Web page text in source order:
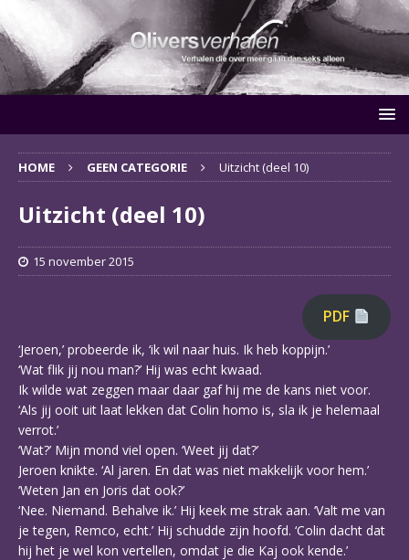
HOME GEEN CATEGORIE Uitzicht (deel 10)
Uitzicht (deel 10)
15 november 2015
PDF
‘Jeroen,’ probeerde ik, ‘ik wil naar huis. Ik heb koppijn.’
‘Wat flik jij nou man?’ Hij was echt kwaad.
Ik wilde wat zeggen maar daar gaf hij me de kans niet voor.
‘Als jij ooit uit laat lekken dat Colin homo is, sla ik je helemaal
verrot.’
‘Wat?’ Mijn mond viel open. ‘Weet jij dat?’
Jeroen knikte. ‘Al jaren. En dat was niet makkelijk voor hem.’
‘Weten Jan en Joris dat ook?’
‘Nee. Niemand. Behalve ik.’ Hij keek me strak aan. ‘Valt me van
je tegen, Remco, echt.’ Hij schudde zijn hoofd. ‘Colin dacht dat
hij het je wel kon vertellen, omdat je die Kaj ook kende.’